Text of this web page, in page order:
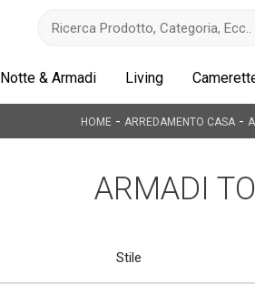
Notte & Armadi Living
HOME- ARREDAMENTO CASA-
ARMADI
Stile